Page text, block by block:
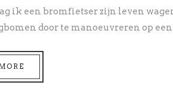
ik een bromfietser zijn leven
door te manoeuvreren op een